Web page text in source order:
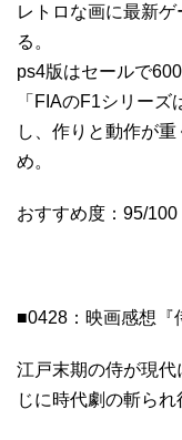
レトロな画に最新
る。
ps4版はセールで600
「FIAのF1シリー
し、作りと動作が
め。
おすすめ度：95/100
■0428：映画感想『
江戸末期の侍が現
じに時代劇の斬られ